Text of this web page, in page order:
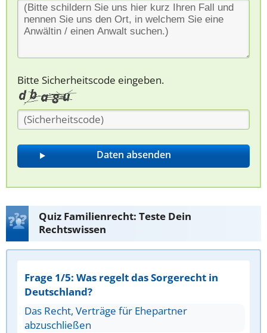
Bitte Sicherheitscode eingeben.
Quiz Familienrecht: Teste Dein
Rechtswissen
Frage 1/5: Was regelt das Sorgerecht in
Deutschland?
Das Recht, Verträge für Ehepartner
abzuschließen